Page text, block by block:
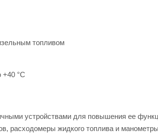
топливом
+40 °C
устройствами для повышения ее
расходомеры жидкого топлива и